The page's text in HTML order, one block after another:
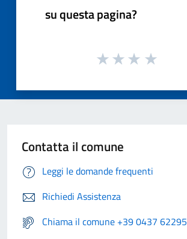
su questa pagina?
Contatta il comune
Leggi le domande frequenti
Richiedi Assistenza
Chiama il comune +39 0437 62295